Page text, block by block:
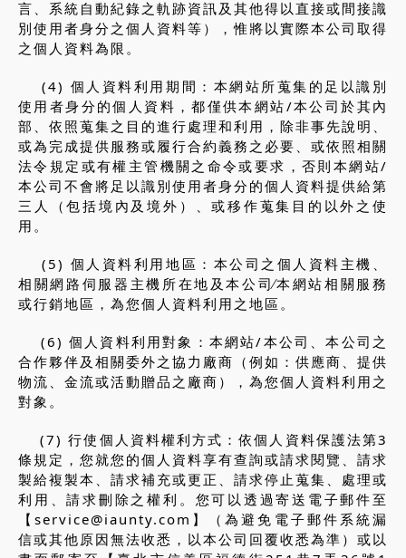
言、系統自動紀錄之軌跡資訊及其他得以直接或間接識
別使用者身分之個人資料等），惟將以實際本公司取得
之個人資料為限。
(4) 個人資料利用期間：本網站所蒐集的足以識別
使用者身分的個人資料，都僅供本網站/本公司於其內
部、依照蒐集之目的進行處理和利用，除非事先說明、
或為完成提供服務或履行合約義務之必要、或依照相關
法令規定或有權主管機關之命令或要求，否則本網站/
本公司不會將足以識別使用者身分的個人資料提供給第
三人（包括境內及境外）、或移作蒐集目的以外之使
用。
(5) 個人資料利用地區：本公司之個人資料主機、
相關網路伺服器主機所在地及本公司∕本網站相關服務
或行銷地區，為您個人資料利用之地區。
(6) 個人資料利用對象：本網站/本公司、本公司之
合作夥伴及相關委外之協力廠商（例如：供應商、提供
物流、金流或活動贈品之廠商），為您個人資料利用之
對象。
(7) 行使個人資料權利方式：依個人資料保護法第3
條規定，您就您的個人資料享有查詢或請求閱覽、請求
製給複製本、請求補充或更正、請求停止蒐集、處理或
利用、請求刪除之權利。您可以透過寄送電子郵件至
【service@iaunty.com 】（為避免電子郵件系統漏
信或其他原因無法收悉，以本公司回覆收悉為準）或以